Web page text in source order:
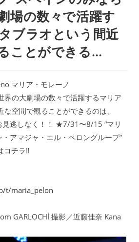
場の数々で活躍す
ブラオという間近
ことができる…
マリア・モレーノ
界の大劇場の数々で活躍するマリア
空間で観ることができるのは、
逃しなく！！ ★7/31〜8/15 “マリ
アマジャ・エル・ペロングループ”
コチラ‼️
t/maria_pelon
GARLOCHÍ 撮影／近藤佳奈 Kana